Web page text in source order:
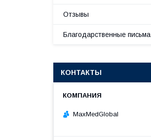
Отзывы
Благодарственные письма
КОНТАКТЫ
MaxMedGlobal